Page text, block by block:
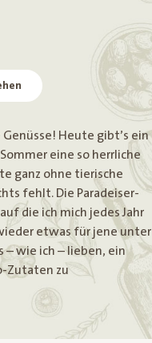
Heute gibt’s ein
eine so herrliche
ganz ohne tierische
fehlt. Die Paradeiser-
die ich mich jedes Jahr
etwas für jene unter
– wie ich – lieben, ein
Zutaten zu